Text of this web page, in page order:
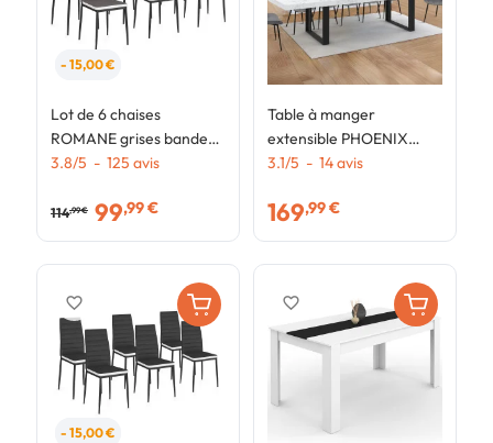
- 15,00 €
Lot de 6 chaises
ROMANE grises bandeau
blanc pour salle à
3.8/5 - 125 avis
114,99 € 99,99 €
- 15,00 €
favorite_border
Table à manger
extensible PHOENIX
rectangle 6-12
marbre blanc ALASKA
3.1/5 - 14avis
169,99 €
favorite_border